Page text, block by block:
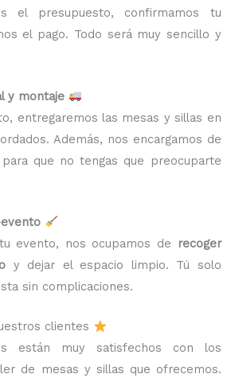
el presupuesto, confirmamos tu
el pago. Todo será muy sencillo y
y montaje
entregaremos las mesas y sillas en
Además, nos encargamos de
que no tengas que preocuparte
evento, nos ocupamos de
recoger
y dejar el espacio limpio. Tú solo
sin complicaciones.
clientes
están muy satisfechos con los
de mesas y sillas que ofrecemos.